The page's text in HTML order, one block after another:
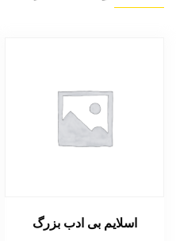
اسلایم بی ادب بزرگ